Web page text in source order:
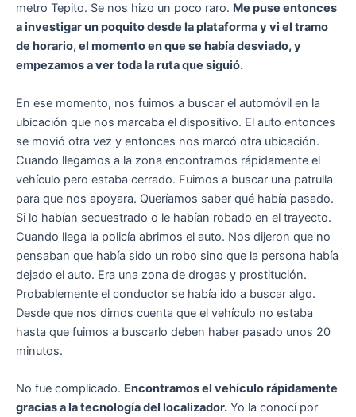
metro Tepito. Se nos hizo un poco raro. Me puse entonces
a investigar un poquito desde la plataforma y vi el tramo
de horario, el momento en que se había desviado, y
empezamos a ver toda la ruta que siguió.
En ese momento, nos fuimos a buscar el automóvil en la
ubicación que nos marcaba el dispositivo. El auto entonces
se movió otra vez y entonces nos marcó otra ubicación.
Cuando llegamos a la zona encontramos rápidamente el
vehículo pero estaba cerrado. Fuimos a buscar una patrulla
para que nos apoyara. Queríamos saber qué había pasado.
Si lo habían secuestrado o le habían robado en el trayecto.
Cuando llega la policía abrimos el auto. Nos dijeron que no
pensaban que había sido un robo sino que la persona había
dejado el auto. Era una zona de drogas y prostitución.
Probablemente el conductor se había ido a buscar algo.
Desde que nos dimos cuenta que el vehículo no estaba
hasta que fuimos a buscarlo deben haber pasado unos 20
minutos.
No fue complicado. Encontramos el vehículo rápidamente
gracias a la tecnología del localizador. Yo la conocí por